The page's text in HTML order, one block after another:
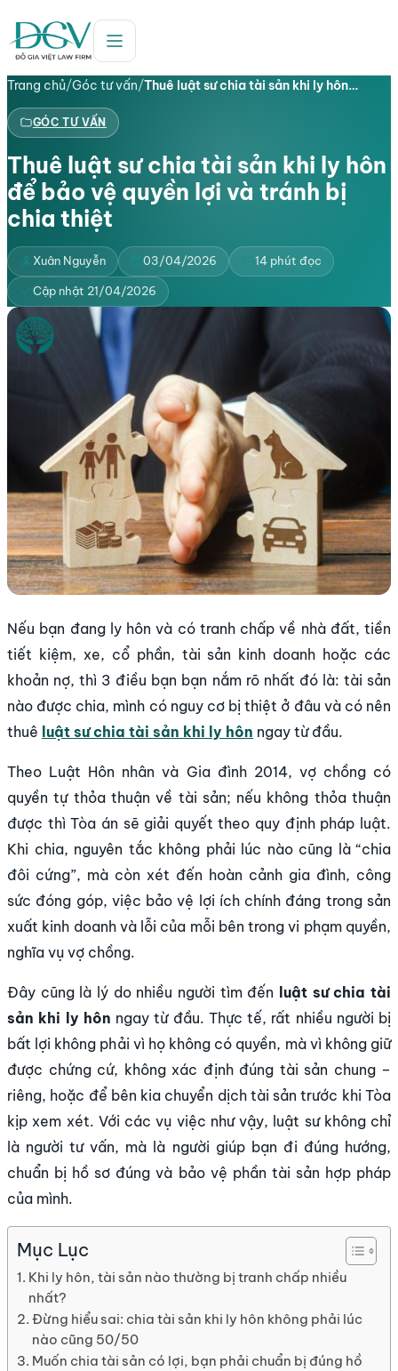
Trang chủ/Góc tư vấn/Thuê luật sư chia tài sản khi ly hôn…
GÓC TƯ VẤN
Thuê luật sư chia tài sản khi ly hôn
để bảo vệ quyền lợi và tránh bị
chia thiệt
Xuân Nguyễn 03/04/2026 14 phút đọc
Cập nhật 21/04/2026
Nếu bạn đang ly hôn và có tranh chấp về nhà đất, tiền
tiết kiệm, xe, cổ phần, tài sản kinh doanh hoặc các
khoản nợ, thì 3 điều bạn bạn nắm rõ nhất đó là: tài sản
nào được chia, mình có nguy cơ bị thiệt ở đâu và có nên
thuê luật sư chia tài sản khi ly hôn ngay từ đầu.
Theo Luật Hôn nhân và Gia đình 2014, vợ chồng có
quyền tự thỏa thuận về tài sản; nếu không thỏa thuận
được thì Tòa án sẽ giải quyết theo quy định pháp luật.
Khi chia, nguyên tắc không phải lúc nào cũng là “chia
đôi cứng”, mà còn xét đến hoàn cảnh gia đình, công
sức đóng góp, việc bảo vệ lợi ích chính đáng trong sản
xuất kinh doanh và lỗi của mỗi bên trong vi phạm quyền,
nghĩa vụ vợ chồng.
Đây cũng là lý do nhiều người tìm đến
luật sư chia tài
sản khi ly hôn ngay từ đầu. Thực tế, rất nhiều người bị
bất lợi không phải vì họ không có quyền, mà vì không giữ
được chứng cứ, không xác định đúng tài sản chung –
riêng, hoặc để bên kia chuyển dịch tài sản trước khi Tòa
kịp xem xét. Với các vụ việc như vậy, luật sư không chỉ
là người tư vấn, mà là người giúp bạn đi đúng hướng,
chuẩn bị hồ sơ đúng và bảo vệ phần tài sản hợp pháp
của mình.
Mục Lục
Khi ly hôn, tài sản nào thường bị tranh chấp nhiều
nhất?
Đừng hiểu sai: chia tài sản khi ly hôn không phải lúc
nào cũng 50/50
Muốn chia tài sản có lợi, bạn phải chuẩn bị đúng hồ